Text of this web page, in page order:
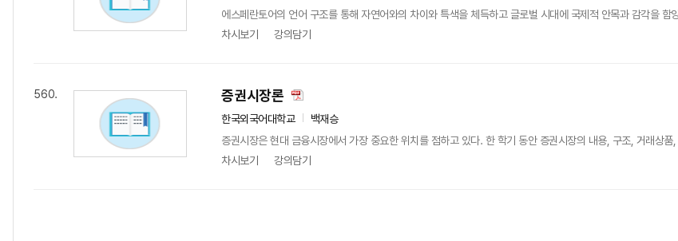
에스페란토어의 언어 구조를 통해 자연어와의 차이와 특색을 체득하고 글로벌 시대에 국제적 안목과 감각을 함
차시보기
강의담기
560. 증권시장론
한국외국어대학교
백재승
증권시장은 현대 금융시장에서 가장 중요한 위치를 점하고 있다. 한 학기 동안 증권시장의 내용, 구조, 거래상
차시보기
강의담기